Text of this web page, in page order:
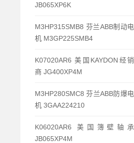
JB065XP6K
M3HP315SMB8 芬兰ABB制动电
机 M3GP225SMB4
K07020AR6 美国KAYDON经销
商 JG400XP4M
M3HP280SMC8 芬兰ABB防爆电
机 3GAA224210
K06020AR6 美国簿壁轴承
JB065XP4M